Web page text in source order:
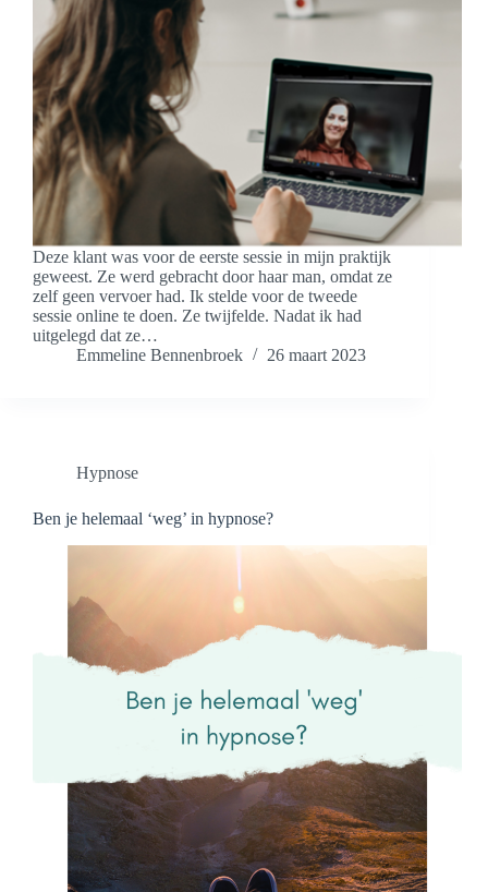
Deze klant was voor de eerste sessie in mijn praktijk
geweest. Ze werd gebracht door haar man, omdat ze
zelf geen vervoer had. Ik stelde voor de tweede
sessie online te doen. Ze twijfelde. Nadat ik had
uitgelegd dat ze…
Emmeline Bennenbroek
26 maart 2023
Hypnose
Ben je helemaal ‘weg’ in hypnose?